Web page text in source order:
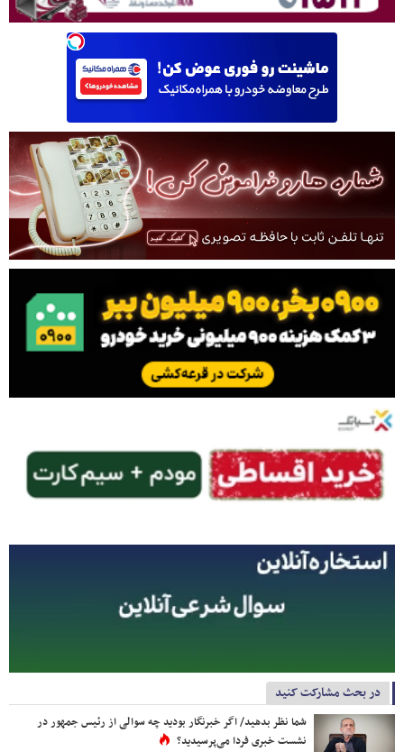
در بحث مشارکت کنید
شما نظر بدهید/ اگر خبرنگار بودید چه سوالی از رئیس جمهور در
نشست خبری فردا می‌پرسیدید؟